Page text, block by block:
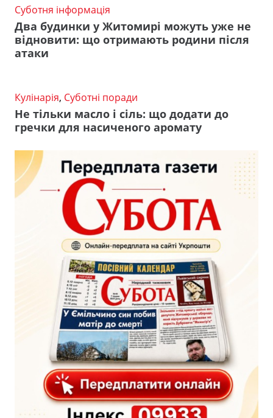
Суботня інформація
Два будинки у Житомирі можуть уже не
відновити: що отримають родини після
атаки
Кулінарія, Суботні поради
Не тільки масло і сіль: що додати до
гречки для насиченого аромату